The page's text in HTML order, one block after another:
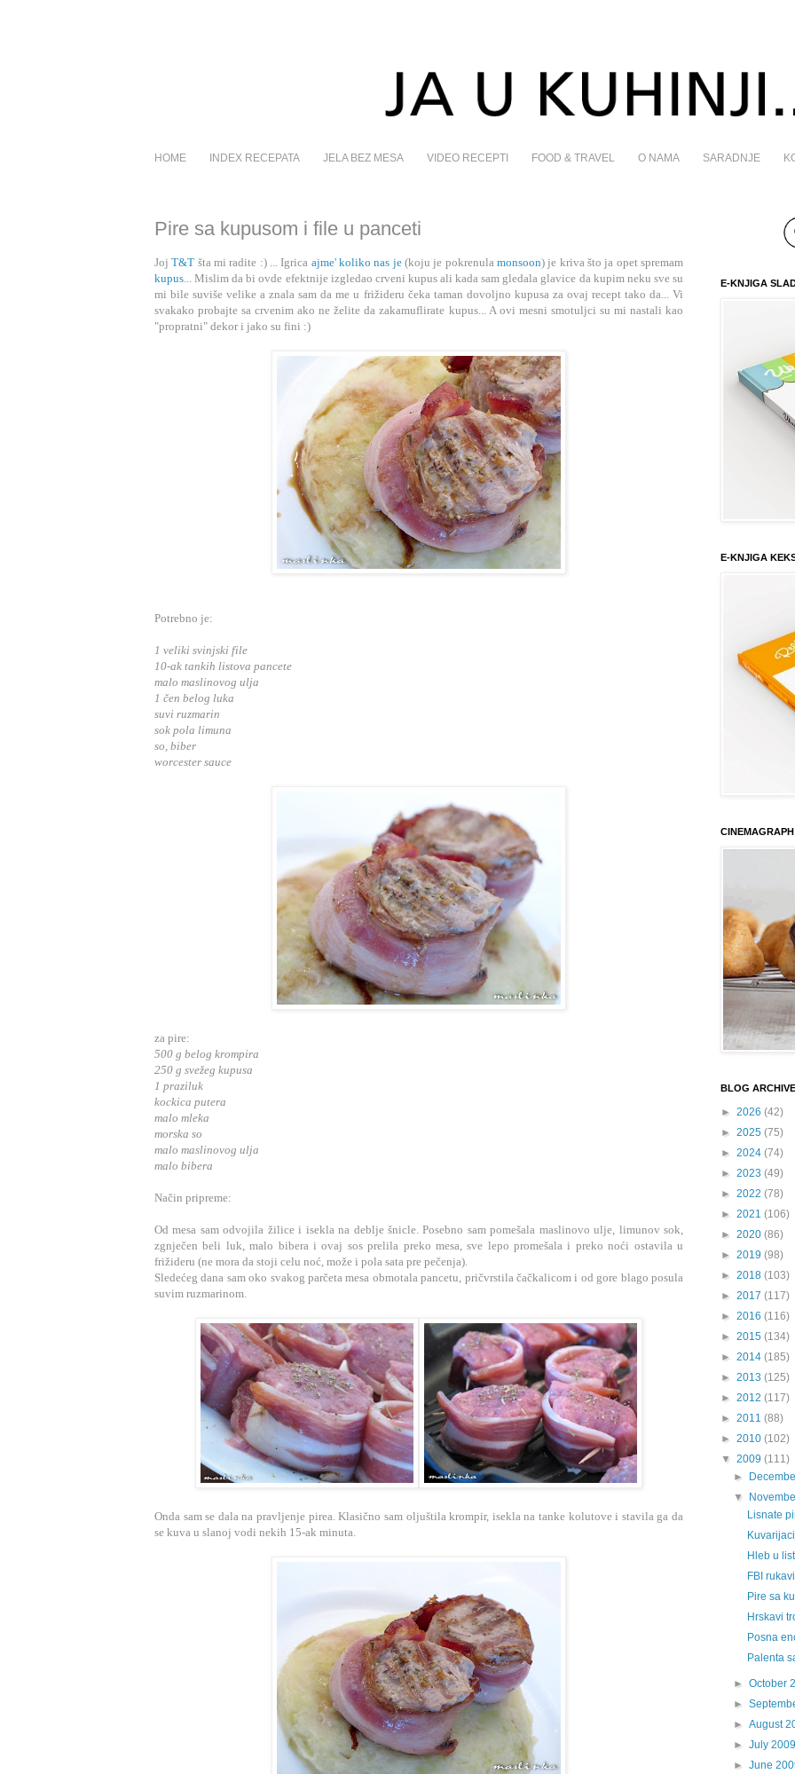
HOME INDEX RECEPATA JELA BEZ MESA VIDEO RECEPTI FOOD & TRAVEL O NAMA SARADNJE
Pire sa kupusom i file u panceti
JojT&T šta mi radite :) ... Igrica ajme' koliko nas je(koju je pokrenulamonsoon) je kriva što ja opet spremam
kupus... Mislim da bi ovde efektnije izgledao crveni kupus ali kada sam gledala glavice da kupim neku sve su
mi bile suviše velike a znala sam da me u frižideru čeka taman dovoljno kupusa za ovaj recept tako da... Vi
svakako probajte sa crvenim ako ne želite da zakamuflirate kupus... A ovi mesni smotuljci su mi nastali kao
"propratni" dekor i jako su fini :)
Potrebno je:
1 veliki svinjski file
10-ak tankih listova pancete
malo maslinovog ulja
1 čen belog luka
suvi ruzmarin
sok pola limuna
so, biber
worcester sauce
za pire:
500 g belog krompira
250 g svežeg kupusa
1 praziluk
kockica putera
malo mleka
morska so
malo maslinovog ulja
malo bibera
Način pripreme:
Od mesa sam odvojila žilice i isekla na deblje šnicle. Posebno sam pomešala maslinovo ulje, limunov sok,
zgnječen beli luk, malo bibera i ovaj sos prelila preko mesa, sve lepo promešala i preko noći ostavila u
frižideru (ne mora da stoji celu noć, može i pola sata pre pečenja).
Sledećeg dana sam oko svakog parčeta mesa obmotala pancetu, pričvrstila čačkalicom i od gore blago posula
suvim ruzmarinom.
Onda sam se dala na pravljenje pirea. Klasično sam oljuštila krompir, isekla na tanke kolutove i stavila ga da
se kuva u slanoj vodi nekih 15-ak minuta.
E-KNJIGA
E-KNJIGA
CINEMAGRAPH
BLOG ARCHIVE
► 2026 (42)
► 2025 (75)
► 2024 (74)
► 2023 (49)
► 2022 (78)
► 2021 (106)
► 2020 (86)
► 2019 (98)
► 2018 (103)
► 2017 (117)
► 2016 (116)
► 2015 (134)
► 2014 (185)
► 2013 (125)
► 2012 (117)
► 2011 (88)
► 2010 (102)
▼ 2009 (111)
►
▼
Lisnate
Hleb u
FBI
Pire sa
Hrskavi
Posna
Palenta
►October
►
►August
►July
►June